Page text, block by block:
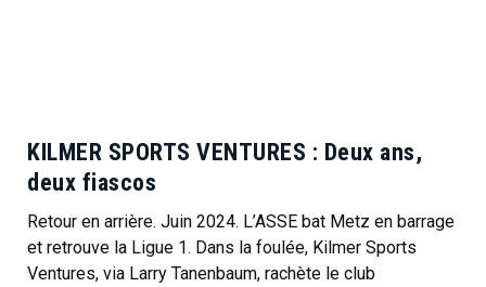
KILMER SPORTS VENTURES : Deux ans,
deux fiascos
Retour en arrière. Juin 2024. L’ASSE bat Metz en barrage
et retrouve la Ligue 1. Dans la foulée, Kilmer Sports
Ventures, via Larry Tanenbaum, rachète le club